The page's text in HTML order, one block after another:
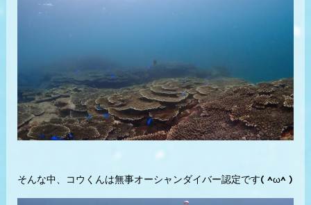
そんな中、コウくんは無事オーシャンダイバー認定です( ^ω^ )